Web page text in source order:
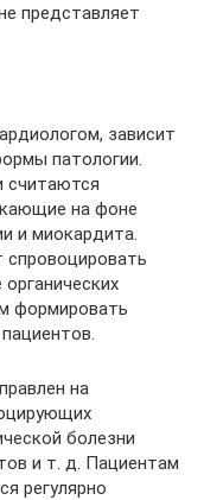
представляет
зависит
патологии.
считаются
на фоне
и миокардита.
спровоцировать
формировать
на
болезни
и т. д. Пациентам
регулярно